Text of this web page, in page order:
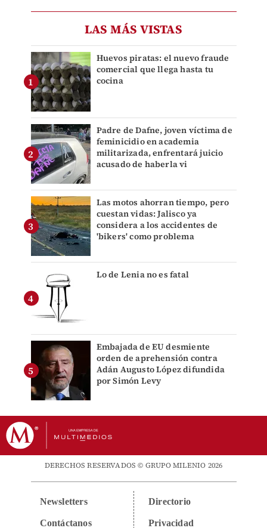
LAS MÁS VISTAS
Huevos piratas: el nuevo fraude
comercial que llega hasta tu
cocina
Padre de Dafne, joven víctima de
feminicidio en academia
militarizada, enfrentará juicio
acusado de haberla vi
Las motos ahorran tiempo, pero
cuestan vidas: Jalisco ya
considera a los accidentes de
'bikers' como problema
Lo de Lenia no es fatal
Embajada de EU desmiente
orden de aprehensión contra
Adán Augusto López difundida
por Simón Levy
DERECHOS RESERVADOS © GRUPO MILENIO 2026
Newsletters
Contáctanos
Directorio
Privacidad